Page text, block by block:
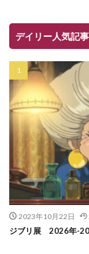
デイリー人気記
2023年10月22日
ジブリ展 2026年-